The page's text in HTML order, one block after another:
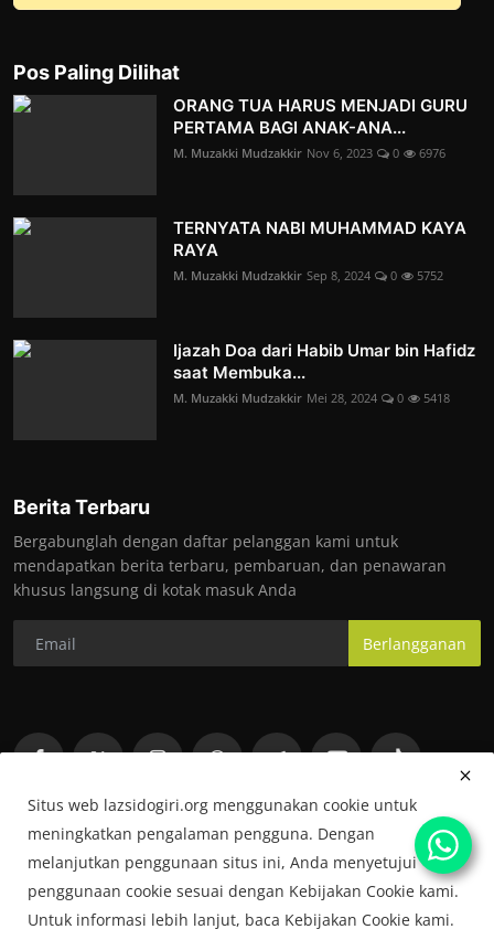
Pos Paling Dilihat
ORANG TUA HARUS MENJADI GURU
PERTAMA BAGI ANAK-ANA...
M. Muzakki Mudzakkir Nov 6, 2023 0 6976
TERNYATA NABI MUHAMMAD KAYA
RAYA
M. Muzakki Mudzakkir Sep 8, 2024 0 5752
Ijazah Doa dari Habib Umar bin Hafidz
saat Membuka...
M. Muzakki Mudzakkir Mei 28, 2024 0 5418
Berita Terbaru
Bergabunglah dengan daftar pelanggan kami untuk
mendapatkan berita terbaru, pembaruan, dan penawaran
khusus langsung di kotak masuk Anda
Berlangganan
Situs web lazsidogiri.org menggunakan cookie untuk
meningkatkan pengalaman pengguna. Dengan
melanjutkan penggunaan situs ini, Anda menyetujui
penggunaan cookie sesuai dengan Kebijakan Cookie kami.
Untuk informasi lebih lanjut, baca Kebijakan Cookie kami.